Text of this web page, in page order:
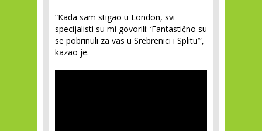
“Kada sam stigao u London, svi
specijalisti su mi govorili: ‘Fantastično su
se pobrinuli za vas u Srebrenici i Splitu’”,
kazao je.